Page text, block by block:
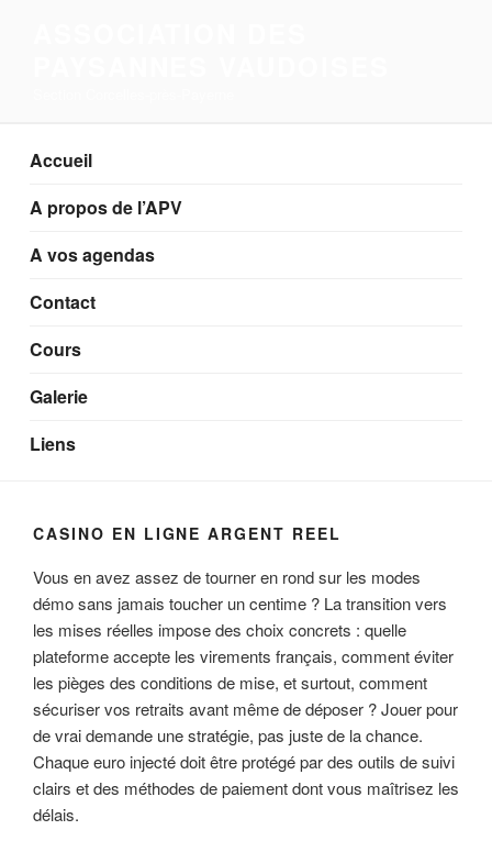
Accueil
A propos de l’APV
A vos agendas
Contact
Cours
Galerie
Liens
CASINO EN LIGNE ARGENT REEL
Vous en avez assez de tourner en rond sur les modes
démo sans jamais toucher un centime ? La transition vers
les mises réelles impose des choix concrets : quelle
plateforme accepte les virements français, comment éviter
les pièges des conditions de mise, et surtout, comment
sécuriser vos retraits avant même de déposer ? Jouer pour
de vrai demande une stratégie, pas juste de la chance.
Chaque euro injecté doit être protégé par des outils de suivi
clairs et des méthodes de paiement dont vous maîtrisez les
délais.